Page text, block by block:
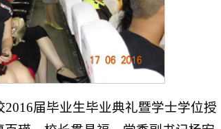
2016届毕业生毕业典礼暨学士学位授